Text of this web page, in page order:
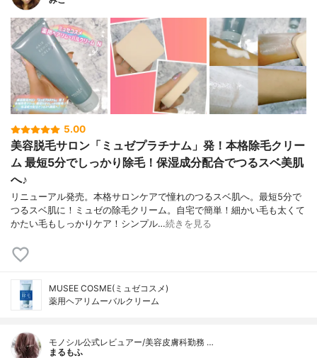
5.00
美容脱毛サロン「ミュゼプラチナム」発！本格除毛クリー
ム 最短5分でしっかり除毛！保湿成分配合でつるスベ美肌
へ♪
リニューアル発売。本格サロンケアで憧れのつるスベ肌へ。最短5分で
つるスベ肌に！ミュゼの除毛クリーム。自宅で簡単！細かい毛も太くて
かたい毛もしっかりケア！シンプル…続きを見る
MUSEE COSME(ミュゼコスメ)
薬用ヘアリムーバルクリーム
モノシル公式レビュアー/美容皮膚科勤務 …
まるもふ